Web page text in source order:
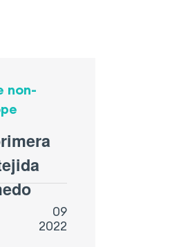
non-
09
2022